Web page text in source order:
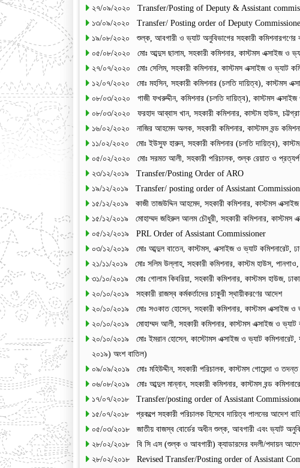
২৭/০৯/২০২০ Transfer/Posting of Deputy & Assistant
১৩/০৯/২০২০ Transfer/ Posting order of Deputy
১৯/০৮/২০২০ শুল্ক, আবগারী ও ভ্যাট অনুবিভাগের সহকারী কমিশনারগণের
০৫/০৮/২০২০ মোঃ আব্দুস ছালাম, সহকারী কমিশনার, কাস্টমস এক্সাইজ ও
২৭/০৭/২০২০ মোঃ সেলিম, সহকারী কমিশনার, কাস্টমস এক্সাইজ ও ভ্যাট
১২/০৭/২০২০ মোঃ মহসিন, সহকারী কমিশনার (চলতি দায়িত্ব), কাস্টমস
০৮/০৩/২০২০ গাজী ফখরুদ্দীন, কমিশনার (চলতি দায়িত্ব), কাস্টমস এক্সাইজ
০৮/০৩/২০২০ ফরহাদ আব্বাস খান, সহকারী কমিশনার, কাস্টম হাউস,
১৬/০২/২০২০ নাজির আহমেদ অলক, সহকারী কমিশনার, কাস্টমস বন্ড
১১/০২/২০২০ মোঃ ইউসুফ হারুন, সহকারী কমিশনার (চলতি দায়িত্ব), কাস্টম
০৫/০২/২০২০ মোঃ সরমত আলী, সহকারী পরিচালক, শুল্ক রেয়াত ও
২৩/১২/২০১৯ Transfer/Posting Order of ARO
১৯/১২/২০১৯ Transfer/ posting order of Assistant
১৫/১২/২০১৯ কাজী তাজউদ্দিন আহমেদ, সহকারী কমিশনার, কাস্টমস
১৫/১২/২০১৯ মোহাম্মদ জহিরুল আলম চৌধুরী, সহকারী কমিশনার, কাস্টমস
০৫/১২/২০১৯ PRL Order of Assistant Commissioner
০৩/১২/২০১৯ মোঃ আব্দুল বাতেন, কাস্টমস, এক্সাইজ ও ভ্যাট কমিশনারেট,
২১/১১/২০১৯ মোঃ সলিম উল্লাহ, সহকারী কমিশনার, কাস্টম হাউস,
৩১/১০/২০১৯ মোঃ গোলাম কিবরিয়া, সহকারী কমিশনার, কাস্টমস হাউজ,
২০/১০/২০১৯ সহকারী রাজস্ব কর্মকর্তাদের চাকুরী স্থায়ীকরণের আদেশ
২০/১০/২০১৯ মোঃ সওকাত হোসেন, সহকারী কমিশনার, কাস্টমস এক্সাইজ ও
২০/১০/২০১৯ মোহাম্মদ আলী, সহকারী কমিশনার, কাস্টমস এক্সাইজ ও ভ্যাট
২০/১০/২০১৯ মোঃ ইমরান হোসেন, কাস্টোমস এক্সাইজ ও ভ্যাট
২০১৯) অংশ বাতিল)
০৯/০৯/২০১৯ মোঃ মহিউদ্দীন, সহকারী পরিচালক, কাস্টমস গোয়েন্দা ও
০৬/০৮/২০১৯ মোঃ আব্দুল মান্নান, সহকারী কমিশনার, কাস্টমস বন্ড
১৭/০৭/২০১৮ Transfer/posting order of Assistant
১৫/০৭/২০১৮ প্রকল্পে সহকারী পরিচালক হিসেবে দায়িত্ব পালনের আদেশ
০৫/০৩/২০১৮ জাতীয় বাজস্ব বোর্ডের অধীন শুল্ক, আবগারী এবং ভ্যাট
২৮/০২/২০১৮ বি সি এস (শুল্ক ও আবগারী) ক্যাডারদের বদলী/পদায়ন
২৮/০২/২০১৮ Revised Transfer/Posting order of Assistant